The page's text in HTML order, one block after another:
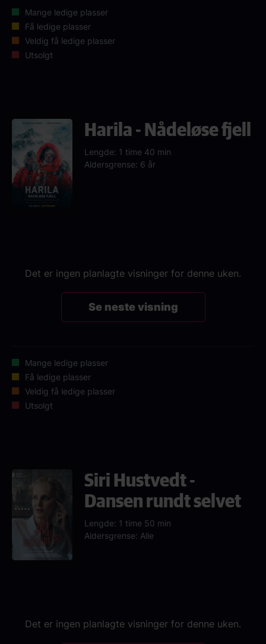
Mange ledige plasser
Få ledige plasser
Veldig få ledige plasser
Utsolgt
Harila - Nådeløse fjell
Lengde: 1 time 40 min
Aldersgrense: 6 år
Det er ingen planlagte visninger for denne uken.
Se neste visning
Mange ledige plasser
Få ledige plasser
Veldig få ledige plasser
Utsolgt
Siri Hustvedt -
Dansen rundt selvet
Lengde: 1 time 50 min
Aldersgrense: Alle
Det er ingen planlagte visninger for denne uken.